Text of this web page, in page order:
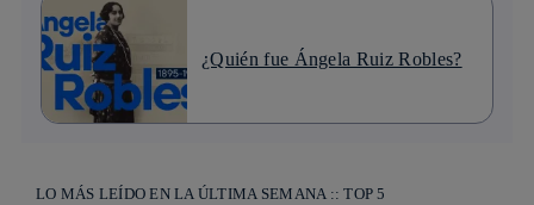
¿Quién fue Ángela Ruiz Robles?
LO MÁS LEÍDO EN LA ÚLTIMA SEMANA :: TOP 5